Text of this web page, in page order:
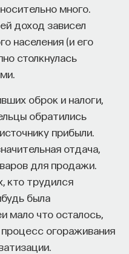
много.
доход зависел
населения (и его
столкнулась
оброк и налоги,
обратились
прибыли.
отдача,
для продажи.
кто трудился
была
мало что осталось,
огораживания
силой
большей
По-
сомнения
членов системы было
со стороны
и научное
утратили свое
центральное
ослабила
связывать себя
средой